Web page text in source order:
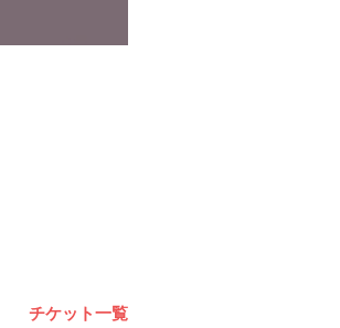
チケット一覧